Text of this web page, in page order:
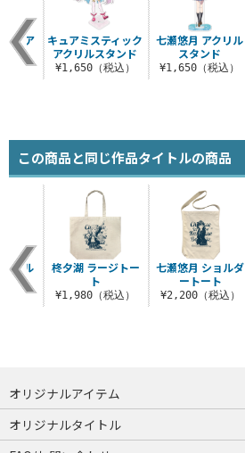
七瀬悠月 アクリル
スタンド
¥1,650（税込）
ー ア
ンド
込）
キュアミスティック
アクリルスタンド
¥1,650（税込）
この商品と同じ作品タイトルの商品
七瀬悠月 ショルダ
ートート
¥2,200（税込）
リル
込）
柊夕湖 ラージトー
ト
¥1,980（税込）
オリジナルアイテム
つままれ
つかまれ
ピョコッテ
オリジナルタイトル
アイテムヤ
ミスカトニック大學購買部